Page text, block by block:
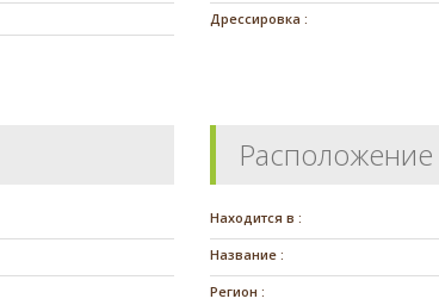
Дрессировка :
Расположение
Находится в :
Название :
Регион :